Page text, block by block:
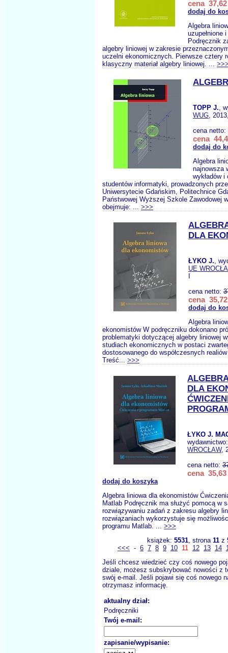
cena 37,62
dodaj do
Algebra
uzupełnione
Podręcznik
algebry liniowej w zakresie
uczelni ekonomicznych. Pierwsze cztery
klasyczny materiał algebry liniowej. ...
TOPP J.,
WUG,
cena netto:
cena
dodaj do
Algebra
najnowsza
wykładów
studentów informatyki, prowadzonych
Uniwersytecie Gdańskim, Politechnice
Państwowej Wyższej Szkole Zawodowej
obejmuje: ... >>>
DLA
ŁYKO J.,
UE
cena netto:
cena 35,72
dodaj do
Algebra
ekonomistów W podręczniku dokonano
problematyki dotyczącej algebry liniowej
studiach ekonomicznych w postaci
dostosowanego do współczesnych
Treść... >>>
DLA
ŁYKO J.
WROCŁAW,
cena netto:
cena 35,63
dodaj do koszyka
Algebra liniowa dla ekonomistów
Matlab Podręcznik ma służyć pomocą w
rozwiązywaniu zadań z zakresu algebry
rozwiązaniach wykorzystuje się
programu Matlab. ... >>>
książek: 5531, strona 11z
<<< - 6 7 8 9 10 11 12 13 14
Jeśli chcesz wiedzieć czy coś nowego
dziale, możesz subskrybować nowości z
swój e-mail. Jeśli pojawi się coś nowego
otrzymasz informację.
aktualny dział:
Podręczniki
Twój e-mail:
zapisanie/wypisanie: